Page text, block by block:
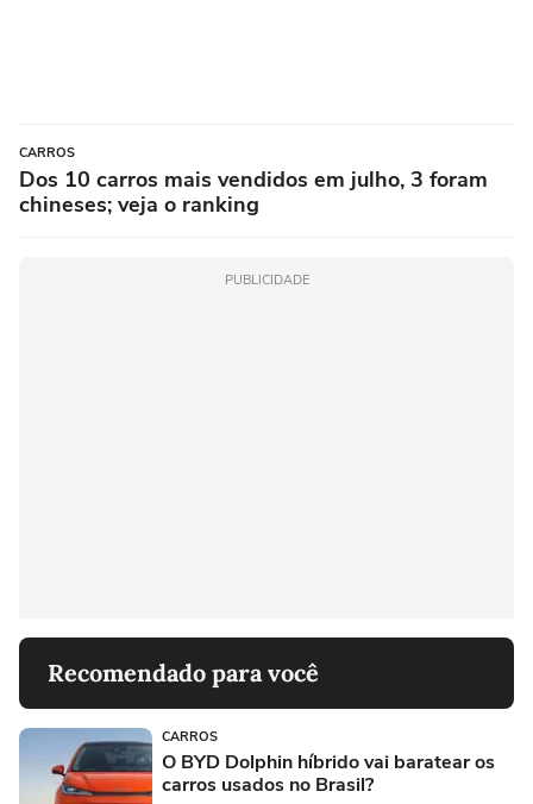
CARROS
Dos 10 carros mais vendidos em julho, 3 foram
chineses; veja o ranking
PUBLICIDADE
Recomendado para você
CARROS
O BYD Dolphin híbrido vai baratear os
carros usados no Brasil?